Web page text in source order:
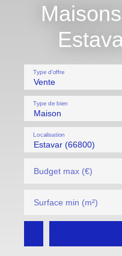
Vente
Type d'offre
Maison
Type de bien
Estavar (66800)
Localisation
Budget max (€)
Surface min (m²)